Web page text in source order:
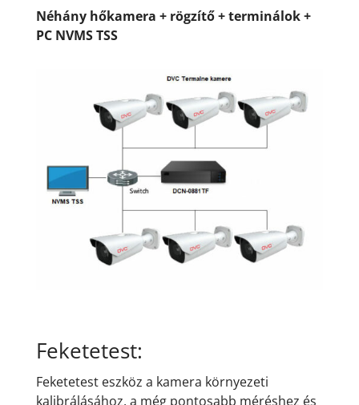
Néhány hőkamera + rögzítő + terminálok +
PC NVMS TSS
Feketetest:
Feketetest eszköz a kamera környezeti
kalibrálásához, a még pontosabb méréshez és